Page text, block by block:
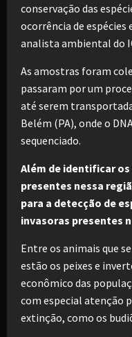
conservação das
ocorrência de espécies
analista ambiental do
As amostras foram
passaram por um
até serem
Belém (PA), onde o
sequenciado.
Além de identificar
presentes nessa
para a detecção de
invasoras presentes
Entre os animais que
estão os peixes e
econômico das
com especial atenção
extinção, como os